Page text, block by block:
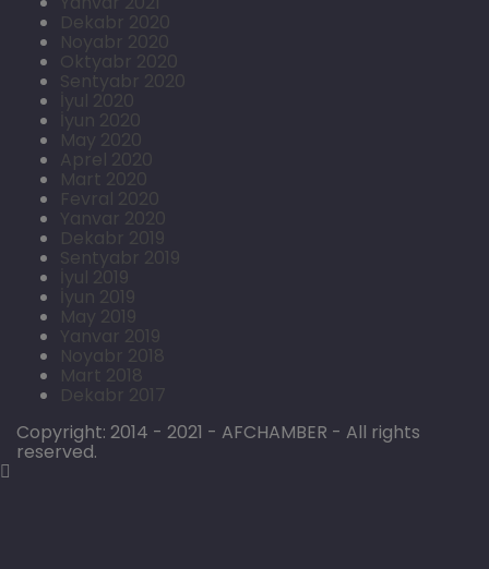
Dekabr 2020
Noyabr 2020
Oktyabr 2020
Sentyabr 2020
İyul 2020
İyun 2020
May 2020
Aprel 2020
Mart 2020
Fevral 2020
Yanvar 2020
Dekabr 2019
Sentyabr 2019
İyul 2019
İyun 2019
May 2019
Yanvar 2019
Noyabr 2018
Mart 2018
Dekabr 2017
Copyright: 2014 - 2021 - AFCHAMBER - All rights
reserved.